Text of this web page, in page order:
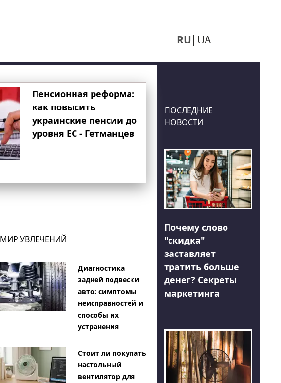
RU UA
Пенсионная реформа:
как повысить
украинские пенсии до
уровня ЕС - Гетманцев
МИР УВЛЕЧЕНИЙ
Диагностика
задней подвески
авто: симптомы
неисправностей и
способы их
устранения
Стоит ли покупать
настольный
вентилятор для
ПОСЛЕДНИЕ
НОВОСТИ
Почему слово
"скидка"
заставляет
тратить больше
денег? Секреты
маркетинга